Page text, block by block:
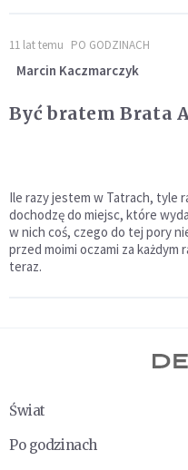
11 lat temu PO GODZINACH
Marcin Kaczmarczyk
Być bratem Brata
Ile razy jestem w Tatrach, tyle
dochodzę do miejsc, które
w nich coś, czego do tej pory
przed moimi oczami za każdym
teraz.
Świat
Po godzinach